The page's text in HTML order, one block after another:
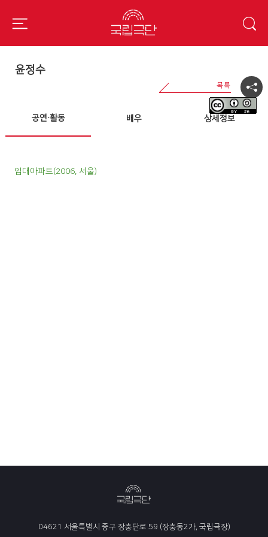
윤정수
공연·활동 배우 상세정보
임대아파트(2006, 서울)
04621 서울특별시 중구 장충단로 59 (장충동2가, 국립극장)